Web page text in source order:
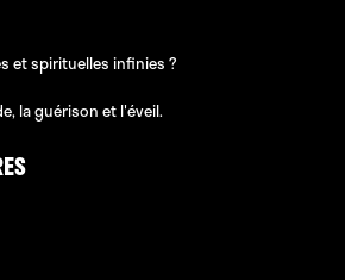
et spirituelles infinies ?
la guérison et l'éveil.